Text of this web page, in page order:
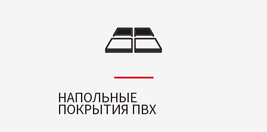
НАПОЛЬНЫЕ
ПОКРЫТИЯ ПВХ